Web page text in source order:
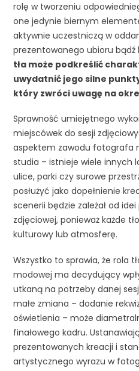
rolę w tworzeniu
one jedynie biernym
aktywnie uczestniczą w
prezentowanego ubioru bądź
tła może podkreślić
uwydatnić jego silne
który zwróci uwagę na
Sprawność umiejętnego
miejscówek do sesji
aspektem zawodu fotografa
studia – istnieje wiele innych
ulice, parki czy surowe
posłużyć jako dopełnienie
scenerii będzie zależał od
zdjęciowej, ponieważ każde
kulturowy lub atmosferę.
Wszystko to sprawia, że rola
modowej ma decydujący
utkaną na potrzeby danej
małe zmiana – dodanie
oświetlenia – może
finałowego kadru.
prezentowanych kreacji i
artystycznego wyrazu w